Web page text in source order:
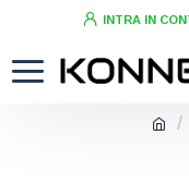
INTRA IN